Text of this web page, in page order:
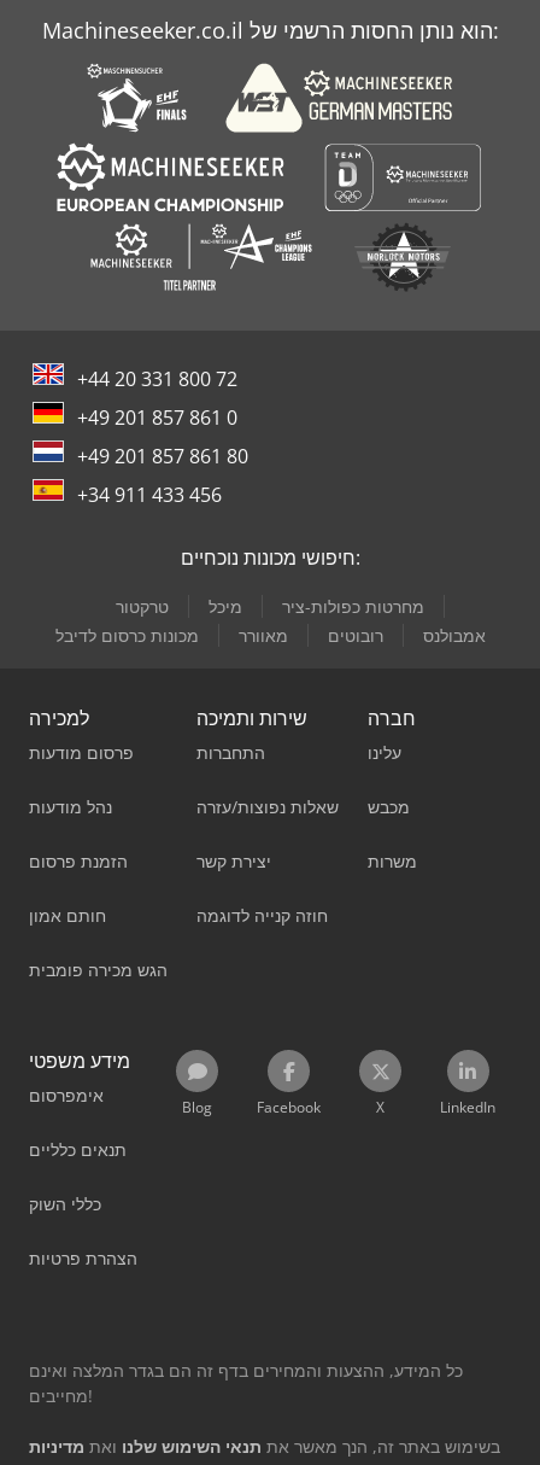
Machineseeker.co.il הוא נותן החסות הרשמי של:
+44 20 331 800 72
+49 201 857 861 0
+49 201 857 861 80
+34 911 433 456
חיפושי מכונות נוכחיים:
טרקטור מיכל
מחרטות כפולות-ציר
מכונות כרסום לדיבל
מאוורר רובוטים אמבולנס
למכירה
פרסום מודעות
נהל מודעות
הזמנת פרסום
חותם אמון
הגש מכירה פומבית
שירות ותמיכה
התחברות
שאלות נפוצות/עזרה
יצירת קשר
חוזה קנייה לדוגמה
חברה
עלינו
מכבש
משרות
מידע משפטי
אימפרסום
תנאים כלליים
כללי השוק
הצהרת פרטיות
Blog Facebook X LinkedIn
כל המידע, ההצעות והמחירים בדף זה הם בגדר המלצה ואינם
מחייבים!
בשימוש באתר זה, הנך מאשר את תנאי השימוש שלנו ואת מדיניות